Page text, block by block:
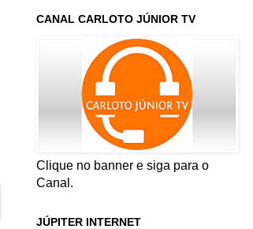
CANAL CARLOTO JÚNIOR TV
Clique no banner e siga para o
Canal.
JÚPITER INTERNET